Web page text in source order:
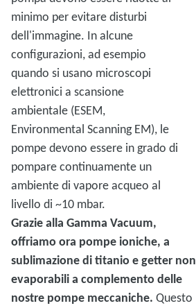
minimo per evitare disturbi
dell'immagine. In alcune
configurazioni, ad esempio
quando si usano microscopi
elettronici a scansione
ambientale (ESEM,
Environmental Scanning EM), le
pompe devono essere in grado di
pompare continuamente un
ambiente di vapore acqueo al
livello di ~10 mbar.
Grazie alla Gamma Vacuum,
offriamo ora pompe ioniche, a
sublimazione di titanio e getter non
evaporabili a complemento delle
nostre pompe meccaniche. Questo